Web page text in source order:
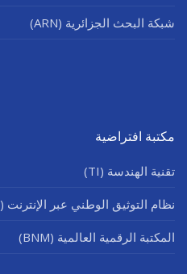
شبكة البحث الجزائرية (ARN)
مكتبة افتراضية
تقنية الهندسة (TI)
نظام التوثيق الوطني عبر الإنترنت (SNDL)
المكتبة الرقمية العالمية (BNM)